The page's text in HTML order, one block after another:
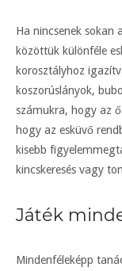
Ha nincsenek sokan
közöttük különféle
korosztályhoz
koszorúslányok,
számukra, hogy az
hogy az esküvő
kisebb
kincskeresés vagy
Játék
Mindenféleképp